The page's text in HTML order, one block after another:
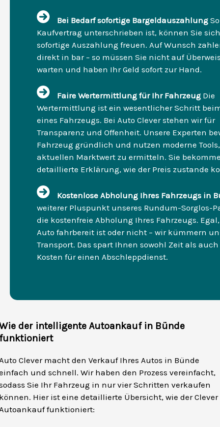
Bei Bedarf sofortige Bargeldauszahlung
Kaufvertrag unterschrieben ist, können Sie
sofortige Auszahlung freuen. Auf Wunsch
direkt in bar – so müssen Sie nicht auf
warten und haben Ihr Geld sofort zur Hand.
Faire Wertermittlung für Ihr Fahrzeug Die
Wertermittlung ist ein wesentlicher Schritt
eines Fahrzeugs. Bei Auto Clever stehen wir für
Transparenz und Offenheit. Unsere Experten
Fahrzeug gründlich und nutzen moderne
aktuellen Marktwert zu ermitteln. Sie
detaillierte Erklärung, wie der Preis zustande
Kostenlose Abholung Ihres Fahrzeugs in
weiterer Pluspunkt unseres Rundum-Sorglos-
die kostenfreie Abholung Ihres Fahrzeugs.
Auto fahrbereit ist oder nicht – wir kümmern
Transport. Das spart Ihnen sowohl Zeit als
Kosten für einen Abschleppdienst.
der intelligente Autoankauf in Bünde
Clever macht den Verkauf Ihres Autos in Bünde
und schnell. Wir haben den Prozess vereinfacht,
Sie Ihr Fahrzeug in nur vier Schritten verkaufen
Hier ist eine detaillierte Übersicht, wie der Clever
funktioniert: